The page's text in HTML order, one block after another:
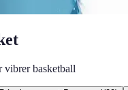
vibrer basketball